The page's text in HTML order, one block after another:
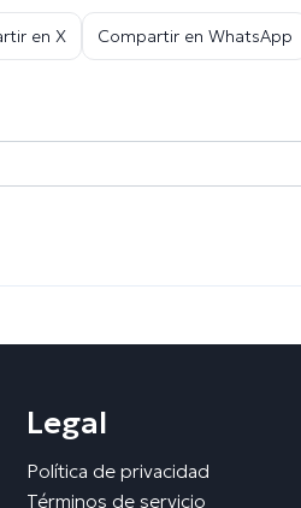
en X Compartir en WhatsApp
Legal
Política de privacidad
Términos de servicio